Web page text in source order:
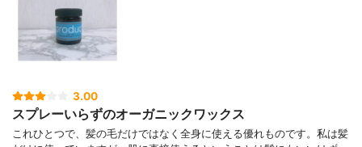
3.00
スプレーいらずのオーガニックワックス
これひとつで、髪の毛だけではなく全身に使える優れものです。私は髪